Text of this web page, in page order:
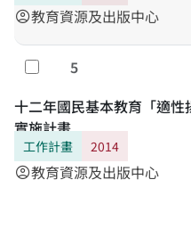
account_circle教育資源及出版中心
Select
5
十二年國民基本教育「適
實施計畫
工作計畫 2014
account_circle教育資源及出版中心